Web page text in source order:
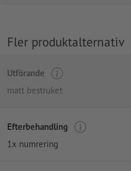
Fler produktalternativ
Utförande
matt bestruket
Efterbehandling
1x numrering